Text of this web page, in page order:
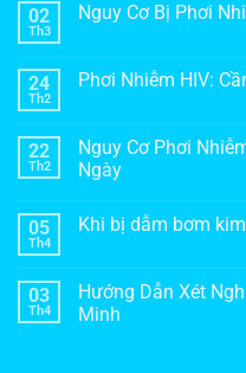
02
Th3
Nguy Cơ Bị Phơi
24
Th2
Phơi Nhiễm HIV:
22
Th2
Nguy Cơ Phơi
Ngày
05
Th4
Khi bị dẫm bơm
03
Th4
Hướng Dẫn Xét
Minh